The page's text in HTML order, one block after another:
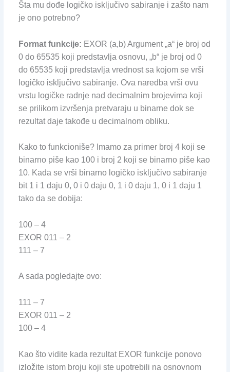
Šta mu dođe logičko isključivo sabiranje i zašto nam
je ono potrebno?
Format funkcije: EXOR (a,b) Argument „a“ je broj od
0 do 65535 koji predstavlja osnovu, „b“ je broj od 0
do 65535 koji predstavlja vrednost sa kojom se vrši
logičko isključivo sabiranje. Ova naredba vrši ovu
vrstu logičke radnje nad decimalnim brojevima koji
se prilikom izvršenja pretvaraju u binarne dok se
rezultat daje takođe u decimalnom obliku.
Kako to funkcioniše? Imamo za primer broj 4 koji se
binarno piše kao 100 i broj 2 koji se binarno piše kao
10. Kada se vrši binarno logičko isključivo sabiranje
bit 1 i 1 daju 0, 0 i 0 daju 0, 1 i 0 daju 1, 0 i 1 daju 1
tako da se dobija:
100 – 4
EXOR 011 – 2
111 – 7
A sada pogledajte ovo:
111 – 7
EXOR 011 – 2
100 – 4
Kao što vidite kada rezultat EXOR funkcije ponovo
izložite istom broju koji ste upotrebili na osnovnom